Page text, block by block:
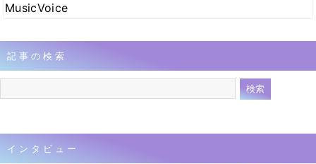
MusicVoice
記事の検索
インタビュー